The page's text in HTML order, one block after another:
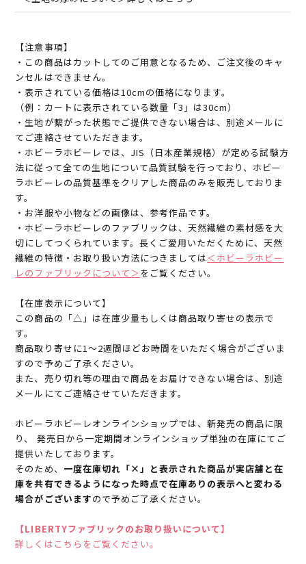
【注意事項】
・この商品はカットしてのご用意となるため、ご注文後のキャ
ンセルはできません。
・表示されている価格は10cmの価格になります。
（例：カートに表示されている数量「3」は30cm）
・生地が繋がった状態でご提供できない場合は、別途メールに
てご連絡させていただきます。
・ホビーラホビーレでは、JIS（日本産業規格）が定める試験方
法に従って全ての生地について品質試験を行っており、ホビー
ラホビーレの品質基準をクリアした商品のみを販売しておりま
す。
・お洋服や小物などの画像は、参考作品です。
・ホビーラホビーレのファブリックは、天然繊維の素材感を大
切にしてつくられています。長くご愛用いただくために、天然
繊維の特徴・お取り扱い方法につきましては＜ホビーラホビー
レのファブリックについて＞ をご覧ください。
【在庫表示について】
この商品の「△」は在庫少量もしくは商品取り寄せの表示で
す。
商品取り寄せに1～2週間ほどお時間をいただく場合がございま
すので予めご了承ください。
また、売り切れ等の理由で商品をお届けできない場合は、別途
メールにてご連絡させていただきます。
ホビーラホビーレオンラインショップでは、新発売の商品に限
り、 発売日から一定期間オンラインショップ単独の在庫にてご
提供いたしております。
そのため、 一度在庫切れ「×」と表示された商品が実店舗と在
庫を共有できるようになった時点で在庫ありの表示へと変わる
場合がございますので予めご了承ください。
【LIBERTYファブリックのお取り扱いについて】
詳しくはこちらをご覧ください。